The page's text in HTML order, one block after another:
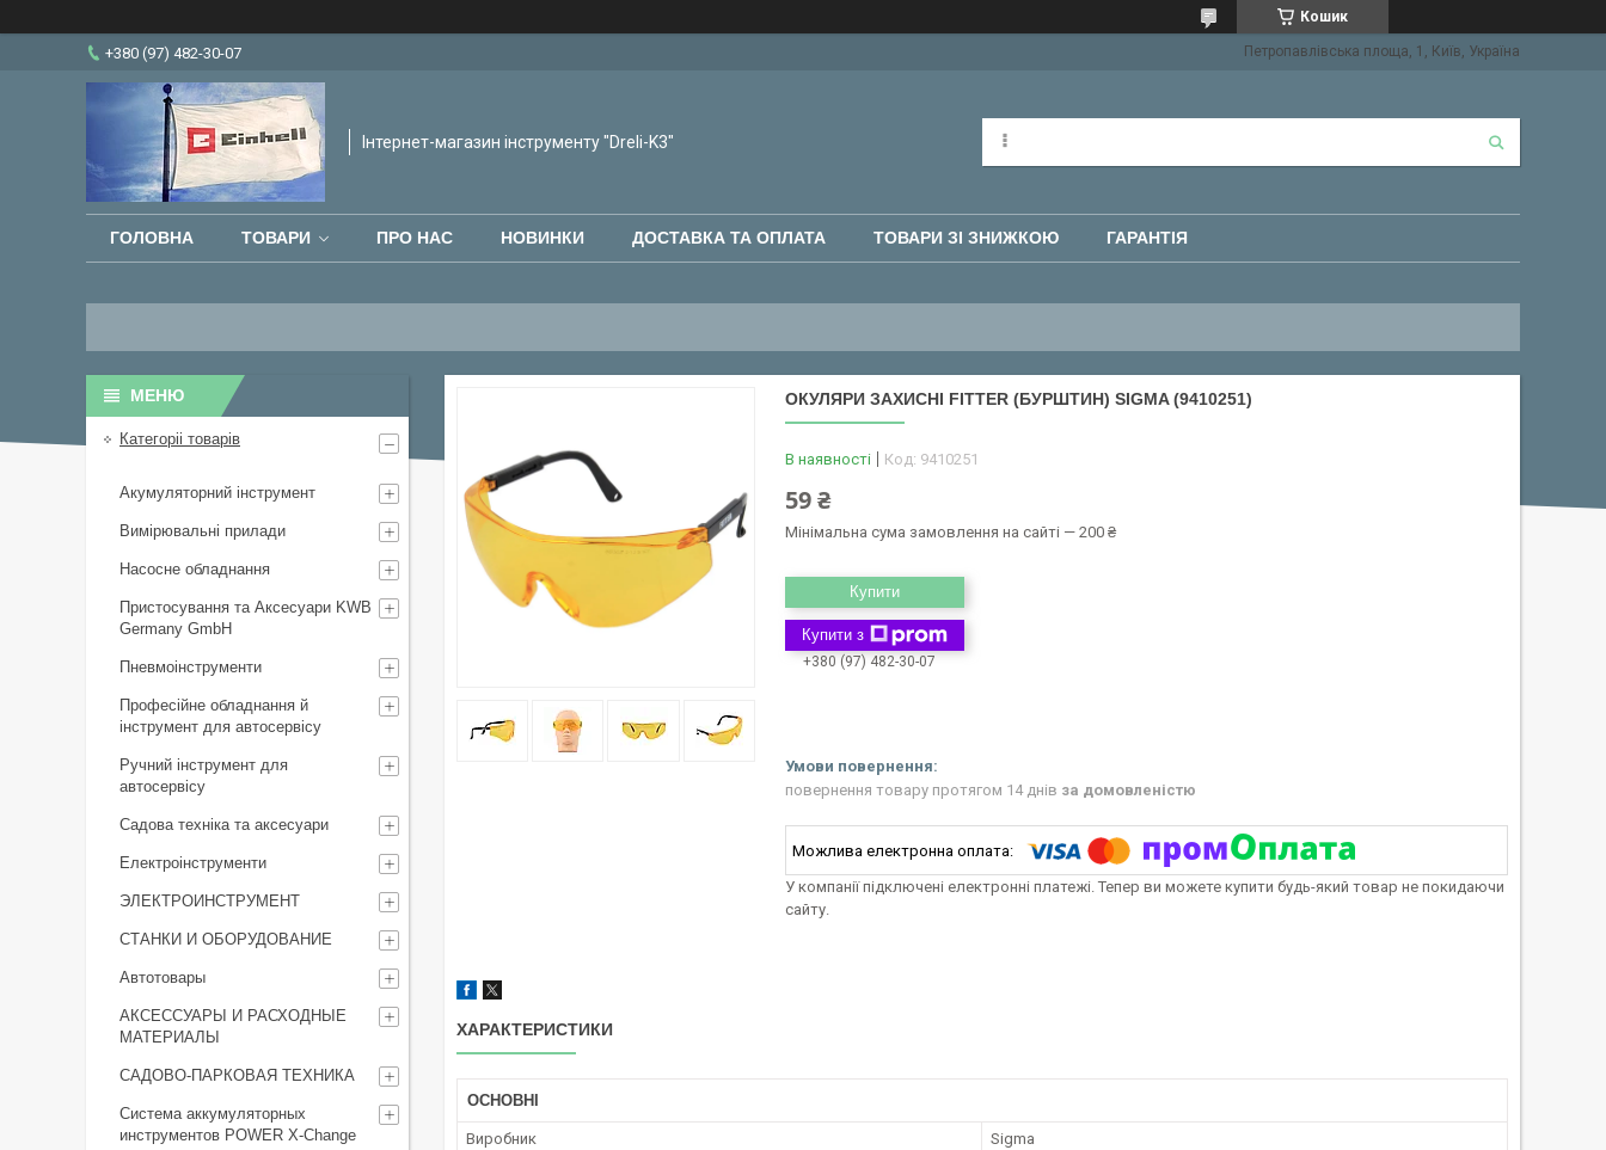
Кошик
+380 (97) 482-30-07 Петропавлівська площа, 1, Київ, Україна
Інтернет-магазин інструменту "Dreli-K3"
ГОЛОВНА ТОВАРИ ПРО НАС НОВИНКИ ДОСТАВКА ТА ОПЛАТА ТОВАРИ ЗІ ЗНИЖКОЮ ГАРАНТІЯ
ОКУЛЯРИ ЗАХИСНІ FITTER (БУРШТИН) SIGMA (9410251)
В наявності Код: 9410251
59 ₴
Мінімальна сума замовлення на сайті — 200 ₴
Купити
Купити з
+380 (97) 482-30-07
повернення товару протягом 14 днів за домовленістю
У компанії підключені електронні платежі. Тепер ви можете купити будь-який товар не покидаючи
сайту.
ХАРАКТЕРИСТИКИ
ОСНОВНІ
Виробник Sigma
Категоріі товарів
Акумуляторний інструмент
Вимірювальні прилади
Насосне обладнання
Пристосування та Аксесуари KWB
Germany GmbH
Пневмоінструменти
Професійне обладнання й
інструмент для автосервісу
Ручний інструмент для
автосервісу
Садова техніка та аксесуари
Електроінструменти
ЭЛЕКТРОИНСТРУМЕНТ
СТАНКИ И ОБОРУДОВАНИЕ
Автотовары
АКСЕССУАРЫ И РАСХОДНЫЕ
МАТЕРИАЛЫ
САДОВО-ПАРКОВАЯ ТЕХНИКА
Система аккумуляторных
инструментов POWER X-Change